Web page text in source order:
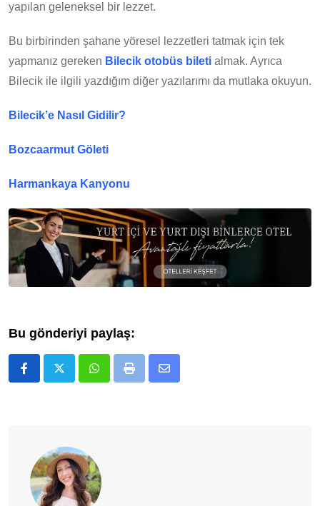
yapılan geleneksel bir lezzet.
Bu birbirinden şahane yöresel lezzetleri tatmak için tek
yapmanız gereken Bilecik otobüs bileti almak. Ayrıca
Bilecik ile ilgili yazdığım diğer yazılarımı da mutlaka okuyun.
Bilecik’e Nasıl Gidilir?
Bozcaarmut Göleti
Harmankaya Kanyonu
Bu gönderiyi paylaş:
Whatsapp
Print